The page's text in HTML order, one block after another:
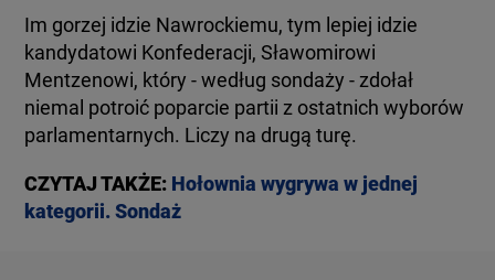
Im gorzej idzie Nawrockiemu, tym lepiej idzie
kandydatowi Konfederacji, Sławomirowi
Mentzenowi, który - według sondaży - zdołał
niemal potroić poparcie partii z ostatnich wyborów
parlamentarnych. Liczy na drugą turę.
CZYTAJ TAKŻE: Hołownia wygrywa w jednej
kategorii. Sondaż